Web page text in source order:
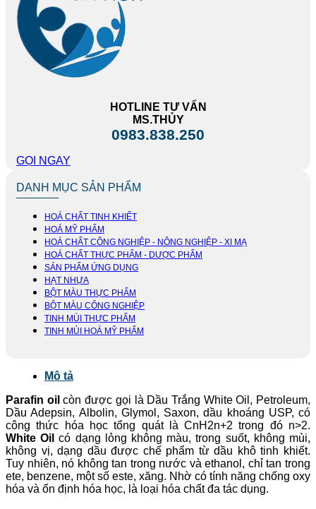
HOTLINE TƯ VẤN
MS.THỦY
0983.838.250
GỌI NGAY
DANH MỤC SẢN PHẨM
HOÁ CHẤT TINH KHIẾT
HOÁ MỸ PHẨM
HOÁ CHẤT CÔNG NGHIỆP - NÔNG NGHIỆP - XI MẠ
HOÁ CHẤT THỰC PHẨM - DƯỢC PHẨM
SẢN PHẨM ỨNG DỤNG
HẠT NHỰA
BỘT MÀU THỰC PHẨM
BỘT MÀU CÔNG NGHIỆP
TINH MÙI THỰC PHẨM
TINH MÙI HOÁ MỸ PHẨM
Mô tả
Parafin oil còn được gọi là Dầu Trắng White Oil, Petroleum,
Dầu Adepsin, Albolin, Glymol, Saxon, dầu khoáng USP, có
công thức hóa học tổng quát là CnH2n+2 trong đó n>2.
White Oil có dạng lỏng không màu, trong suốt, không mùi,
không vị, dạng dầu được chế phẩm từ dầu khô tinh khiết.
Tuy nhiên, nó không tan trong nước và ethanol, chỉ tan trong
ete, benzene, một số este, xăng. Nhờ có tính năng chống oxy
hóa và ổn định hóa học, là loại hóa chất đa tác dụng.